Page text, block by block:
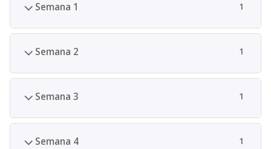
Semana 1 1
Semana 2 1
Semana 3 1
Semana 4 1